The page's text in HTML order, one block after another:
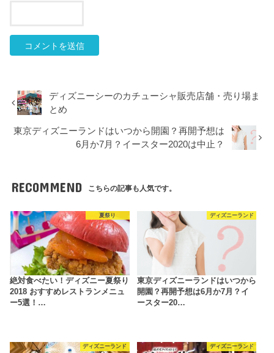
ディズニーシーのカチューシャ販売店舗・売り場ま
とめ
東京ディズニーランドはいつから開園？再開予想は
6月か7月？イースター2020は中止？
RECOMMEND こちらの記事も人気です。
夏祭り
絶対食べたい！ディズニー夏祭り
2018 おすすめレストランメニュ
ー5選！…
ディズニーランド
東京ディズニーランドはいつから
開園？再開予想は6月か7月？イ
ースター20…
ディズニーランド ディズニーランド